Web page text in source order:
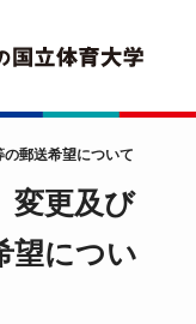
郵送希望について
変更及び
望につい